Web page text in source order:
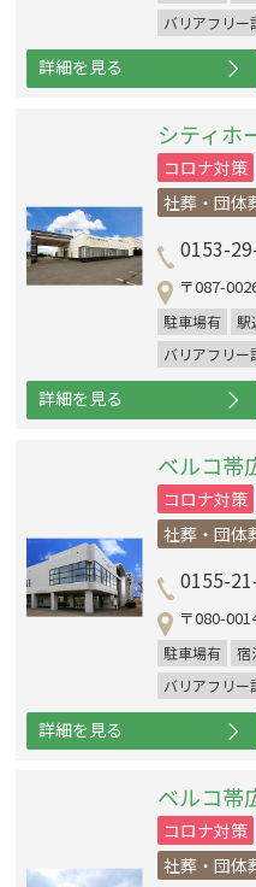
バリアフリー
詳細を見る
シティホ
コロナ対策
社葬・団体
0153-
〒087-
駐車場有 駅
バリアフリー
詳細を見る
ベルコ帯
コロナ対策
社葬・団体
0155-
〒080-
駐車場有 宿
バリアフリー
詳細を見る
ベルコ帯
コロナ対策
社葬・団体